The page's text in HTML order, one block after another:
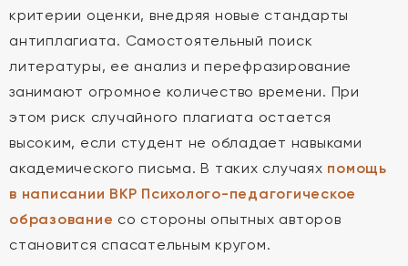
критерии оценки, внедряя новые стандарты
антиплагиата. Самостоятельный поиск
литературы, ее анализ и перефразирование
занимают огромное количество времени. При
этом риск случайного плагиата остается
высоким, если студент не обладает навыками
академического письма. В таких случаях помощь
в написании ВКР Психолого-педагогическое
образование со стороны опытных авторов
становится спасательным кругом.